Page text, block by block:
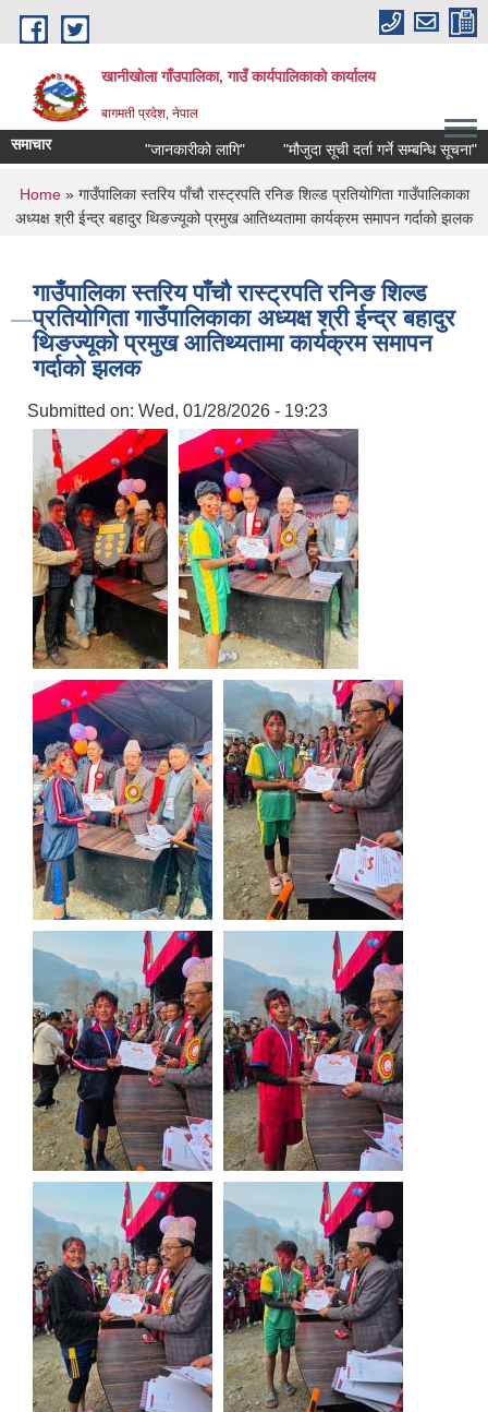
Skip to main content
खानीखोला गाँउपालिका, गाउँ कार्यपालिकाको कार्यालय
बागमती प्रदेश, नेपाल
समाचार "जानकारीको लागि" "मौजुदा सूची दर्ता गर्ने सम्बन्धि सूचना"
You are here
Home» गाउँपालिका स्तरिय पाँचौ रास्ट्रपति रनिङ शिल्ड प्रतियोगिता गाउँपालिकाका
अध्यक्ष श्री ईन्द्र बहादुर थिङज्यूको प्रमुख आतिथ्यतामा कार्यक्रम समापन गर्दाको झलक
गाउँपालिका स्तरिय पाँचौ रास्ट्रपति रनिङ शिल्ड
प्रतियोगिता गाउँपालिकाका अध्यक्ष श्री ईन्द्र बहादुर
थिङज्यूको प्रमुख आतिथ्यतामा कार्यक्रम समापन
गर्दाको झलक
Submitted on: Wed, 01/28/2026 - 19:23